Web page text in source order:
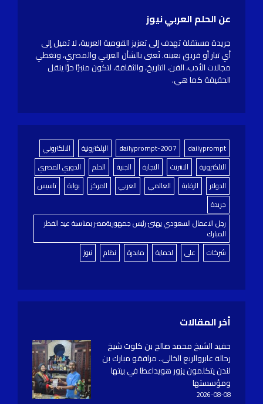
عن الحلم العربي نيوز
جريدة مستقلة تهدف إلى تعزيز القومية العربية، لا تميل إلى
أي تيار أو فريق بعينه. تُعنى بالشأن العربي والمصري، وتغطي
مجالات الأدب، الفن، التاريخ، والثقافة، لتكون منبرًا حرًا ينقل
الحقيقة كما هي.
dailyprompt
dailyprompt-2007 الإلكترونية
الالكتروني
الالكترونية
الانترنت التجارة الجنية الحلم
الدوري المصري
الدولار
الرقابة العالمي العربي المركز بوابة
تاسيس
جريدة
رجل الاعمال السعودي يهنئ رئيس جمهوريةمصر بمناسبة عيد الفطر
المبارك
شركات
على لحماية مابدرة نظام نيوز
أخر المقالات
حفيد الشيخ محمد صالح بن كلوت شيخ
رحالة عابروالربع الخالى.. مرافقو مبارك بن
لندن يتكلمون يزور هويداعطا في بيتها
ومؤسستها
2026-08-08